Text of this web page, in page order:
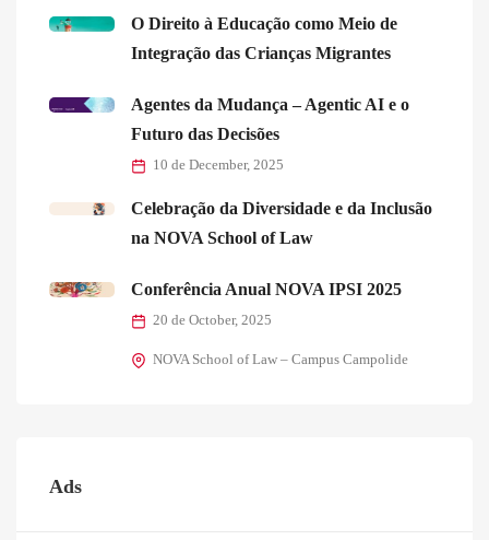
O Direito à Educação como Meio de
Integração das Crianças Migrantes
Agentes da Mudança – Agentic AI e o
Futuro das Decisões
10 de December, 2025
Celebração da Diversidade e da Inclusão
na NOVA School of Law
Conferência Anual NOVA IPSI 2025
20 de October, 2025
NOVA School of Law – Campus Campolide
Ads